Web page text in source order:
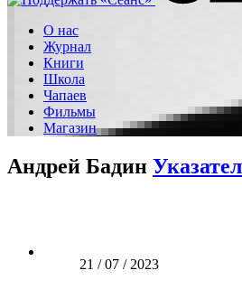
О нас
Журнал
Книги
Школа
Чапаев
Фильмы
Магазин
Андрей Бадин
21 / 07 / 2023